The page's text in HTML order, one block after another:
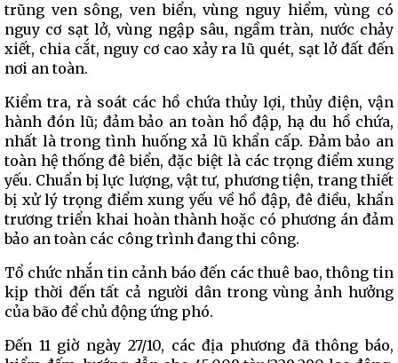
trũng ven sông, ven biển, vùng nguy hiểm, vùng có
nguy cơ sạt lở, vùng ngập sâu, ngầm tràn, nước chảy
xiết, chia cắt, nguy cơ cao xảy ra lũ quét, sạt lở đất đến
nơi an toàn.
Kiểm tra, rà soát các hồ chứa thủy lợi, thủy điện, vận
hành đón lũ; đảm bảo an toàn hồ đập, hạ du hồ chứa,
nhất là trong tình huống xả lũ khẩn cấp. Đảm bảo an
toàn hệ thống đê biển, đặc biệt là các trọng điểm xung
yếu. Chuẩn bị lực lượng, vật tư, phương tiện, trang thiết
bị xử lý trọng điểm xung yếu về hồ đập, đê điều, khẩn
trương triển khai hoàn thành hoặc có phương án đảm
bảo an toàn các công trình đang thi công.
Tổ chức nhắn tin cảnh báo đến các thuê bao, thông tin
kịp thời đến tất cả người dân trong vùng ảnh hưởng
của bão để chủ động ứng phó.
Đến 11 giờ ngày 27/10, các địa phương đã thông báo,